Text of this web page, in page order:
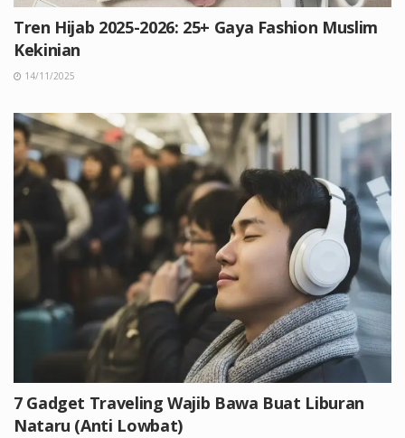
Tren Hijab 2025-2026: 25+ Gaya Fashion Muslim
Kekinian
14/11/2025
7 Gadget Traveling Wajib Bawa Buat Liburan
Nataru (Anti Lowbat)